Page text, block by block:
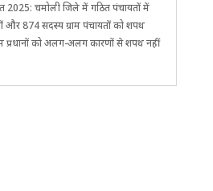
2025: चमोली जिले में गठित पंचायतों में
और 874 सदस्य ग्राम पंचायतों को शपथ
प्रधानों को अलग-अलग कारणों से शपथ नहीं